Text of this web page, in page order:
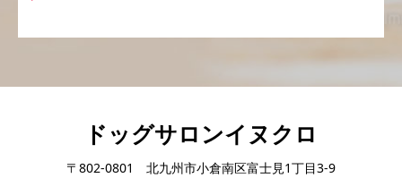
ドッグサロンイヌクロ
〒802-0801 北九州市小倉南区富士見1丁目3-9